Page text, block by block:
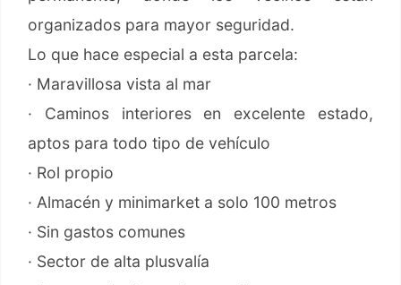
organizados para mayor seguridad.
Lo que hace especial a esta parcela:
· Maravillosa vista al mar
· Caminos interiores en excelente estado,
aptos para todo tipo de vehículo
· Rol propio
· Almacén y minimarket a solo 100 metros
· Sin gastos comunes
· Sector de alta plusvalía